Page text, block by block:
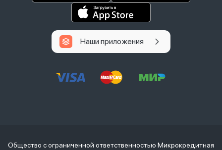
Наши приложения
Общество с ограниченной ответственностью Микрокредитная